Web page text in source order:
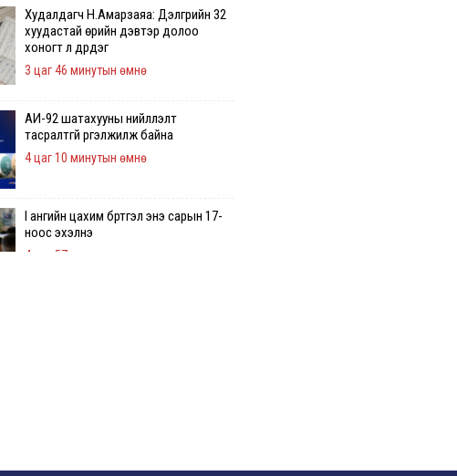
Худалдагч Н.Амарзаяа: Дэлгүүрийн 32
хуудастай өрийн дэвтэр долоо
хоногт л дүүрдэг
3 цаг 46 минутын өмнө
АИ-92 шатахууны нийлүүлэлт
тасралтгүй үргэлжилж байна
4 цаг 10 минутын өмнө
I ангийн цахим бүртгэл энэ сарын 17-
ноос эхэлнэ
4 цаг 57 минутын өмнө
битүүмжлэхгүй